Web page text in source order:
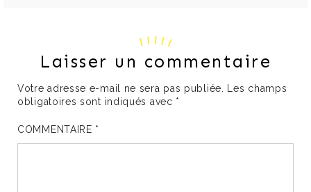
Laisser un commentaire
Votre adresse e-mail ne sera pas publiée. Les champs
obligatoires sont indiqués avec *
COMMENTAIRE *